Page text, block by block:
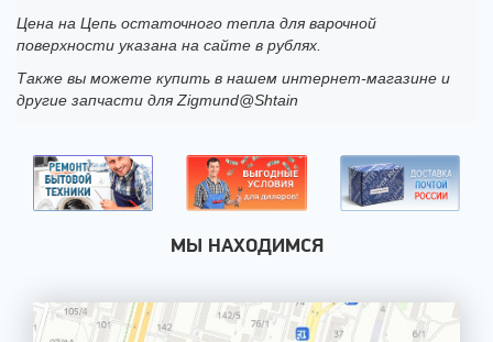
Цена на Цепь остаточного тепла для варочной
поверхности указана на сайте в рублях.
Также вы можете купить в нашем интернет-магазине и
другие запчасти для Zigmund@Shtain
МЫ НАХОДИМСЯ